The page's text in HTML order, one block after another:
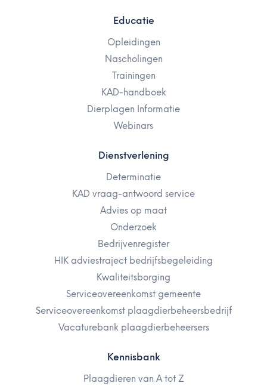
Educatie
Opleidingen
Nascholingen
Trainingen
KAD-handboek
Dierplagen Informatie
Webinars
Dienstverlening
Determinatie
KAD vraag-antwoord service
Advies op maat
Onderzoek
Bedrijvenregister
HIK adviestraject bedrijfsbegeleiding
Kwaliteitsborging
Serviceovereenkomst gemeente
Serviceovereenkomst plaagdierbeheersbedrijf
Vacaturebank plaagdierbeheersers
Kennisbank
Plaagdieren van A tot Z